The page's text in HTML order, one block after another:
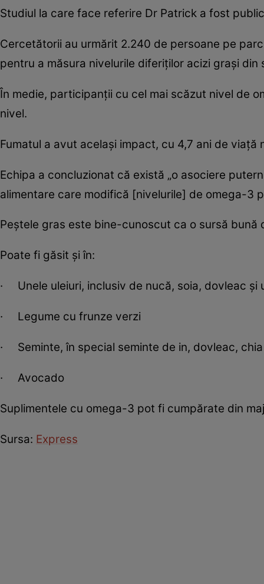
Studiul la care face referire Dr Patrick a fost
Cercetătorii au urmărit 2.240 de persoane pe
pentru a măsura nivelurile diferiților acizi grași din
În medie, participanții cu cel mai scăzut nivel de
nivel.
Fumatul a avut același impact, cu 4,7 ani de
Echipa a concluzionat că există „o asociere
alimentare care modifică [nivelurile] de omega-3
Peștele gras este bine-cunoscut ca o sursă bună
Poate fi găsit și în:
· Unele uleiuri, inclusiv de nucă, soia, dovleac și
· Legume cu frunze verzi
· Seminte, în special seminte de in, dovleac,
· Avocado
Suplimentele cu omega-3 pot fi cumpărate din
Sursa: Express